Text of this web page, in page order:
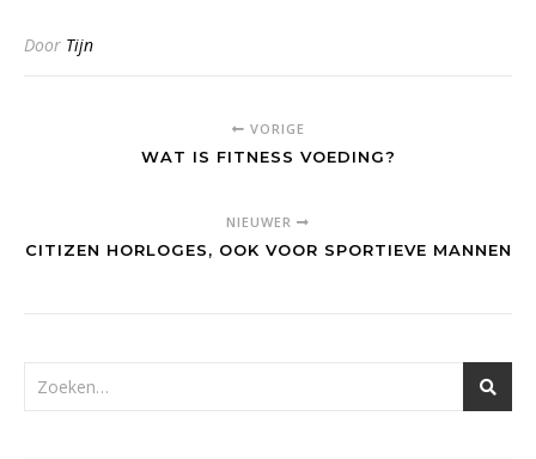
Door Tijn
VORIGE
WAT IS FITNESS VOEDING?
NIEUWER
CITIZEN HORLOGES, OOK VOOR SPORTIEVE MANNEN